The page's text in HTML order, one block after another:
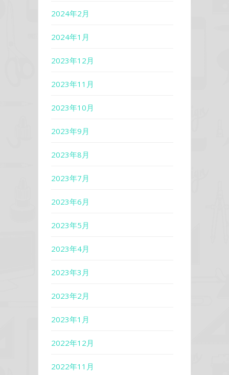
2024年2月
2024年1月
2023年12月
2023年11月
2023年10月
2023年9月
2023年8月
2023年7月
2023年6月
2023年5月
2023年4月
2023年3月
2023年2月
2023年1月
2022年12月
2022年11月